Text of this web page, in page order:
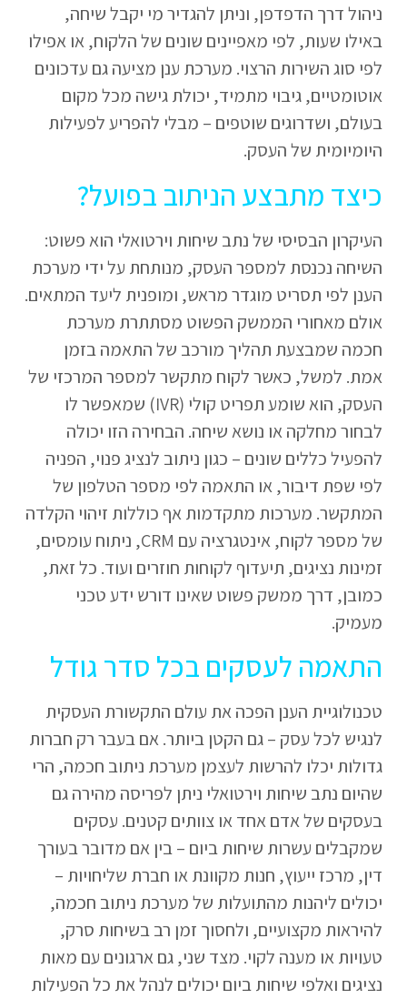
ניהול דרך הדפדפן, וניתן להגדיר מי יקבל שיחה,
באילו שעות, לפי מאפיינים שונים של הלקוח, או אפילו
לפי סוג השירות הרצוי. מערכת ענן מציעה גם עדכונים
אוטומטיים, גיבוי מתמיד, יכולת גישה מכל מקום
בעולם, ושדרוגים שוטפים – מבלי להפריע לפעילות
היומיומית של העסק.
כיצד מתבצע הניתוב בפועל?
העיקרון הבסיסי של נתב שיחות וירטואלי הוא פשוט:
השיחה נכנסת למספר העסק, מנותחת על ידי מערכת
הענן לפי תסריט מוגדר מראש, ומופנית ליעד המתאים.
אולם מאחורי הממשק הפשוט מסתתרת מערכת
חכמה שמבצעת תהליך מורכב של התאמה בזמן
אמת. למשל, כאשר לקוח מתקשר למספר המרכזי של
העסק, הוא שומע תפריט קולי (IVR) שמאפשר לו
לבחור מחלקה או נושא שיחה. הבחירה הזו יכולה
להפעיל כללים שונים – כגון ניתוב לנציג פנוי, הפניה
לפי שפת דיבור, או התאמה לפי מספר הטלפון של
המתקשר. מערכות מתקדמות אף כוללות זיהוי הקלדה
של מספר לקוח, אינטגרציה עם CRM, ניתוח עומסים,
זמינות נציגים, תיעדוף לקוחות חוזרים ועוד. כל זאת,
כמובן, דרך ממשק פשוט שאינו דורש ידע טכני
מעמיק.
התאמה לעסקים בכל סדר גודל
טכנולוגיית הענן הפכה את עולם התקשורת העסקית
לנגיש לכל עסק – גם הקטן ביותר. אם בעבר רק חברות
גדולות יכלו להרשות לעצמן מערכת ניתוב חכמה, הרי
שהיום נתב שיחות וירטואלי ניתן לפריסה מהירה גם
בעסקים של אדם אחד או צוותים קטנים. עסקים
שמקבלים עשרות שיחות ביום – בין אם מדובר בעורך
דין, מרכז ייעוץ, חנות מקוונת או חברת שליחויות –
יכולים ליהנות מהתועלות של מערכת ניתוב חכמה,
להיראות מקצועיים, ולחסוך זמן רב בשיחות סרק,
טעויות או מענה לקוי. מצד שני, גם ארגונים עם מאות
נציגים ואלפי שיחות ביום יכולים לנהל את כל הפעילות